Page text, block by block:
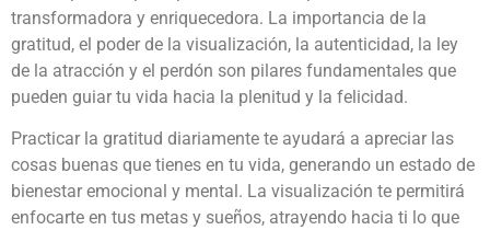
transformadora y enriquecedora. La importancia de la
gratitud, el poder de la visualización, la autenticidad, la ley
de la atracción y el perdón son pilares fundamentales que
pueden guiar tu vida hacia la plenitud y la felicidad.
Practicar la gratitud diariamente te ayudará a apreciar las
cosas buenas que tienes en tu vida, generando un estado de
bienestar emocional y mental. La visualización te permitirá
enfocarte en tus metas y sueños, atrayendo hacia ti lo que